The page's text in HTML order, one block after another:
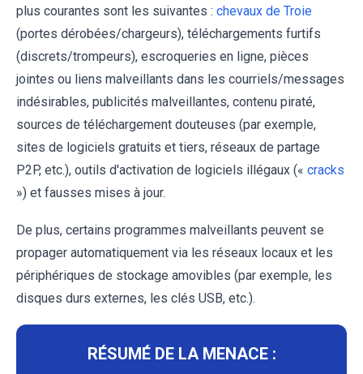
plus courantes sont les suivantes : chevaux de Troie
(portes dérobées/chargeurs), téléchargements furtifs
(discrets/trompeurs), escroqueries en ligne, pièces
jointes ou liens malveillants dans les courriels/messages
indésirables, publicités malveillantes, contenu piraté,
sources de téléchargement douteuses (par exemple,
sites de logiciels gratuits et tiers, réseaux de partage
P2P, etc.), outils d'activation de logiciels illégaux (« cracks
») et fausses mises à jour.
De plus, certains programmes malveillants peuvent se
propager automatiquement via les réseaux locaux et les
périphériques de stockage amovibles (par exemple, les
disques durs externes, les clés USB, etc.).
RÉSUMÉ DE LA MENACE :